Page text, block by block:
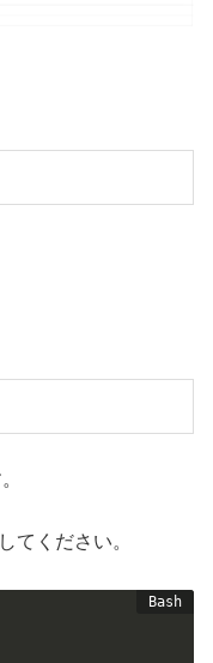
てください。